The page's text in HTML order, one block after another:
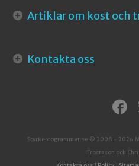
Artiklar om kost och
Kontakta oss
Styrkeprogrammet.se © 2008 - 2026
Frostason och